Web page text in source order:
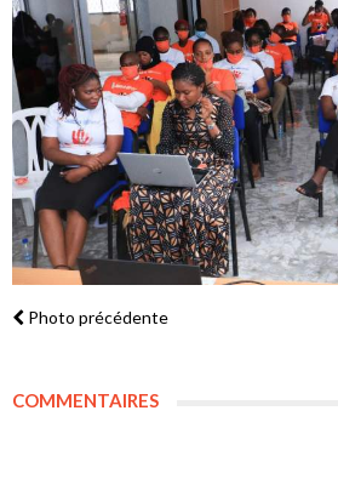
Photo précédente
COMMENTAIRES